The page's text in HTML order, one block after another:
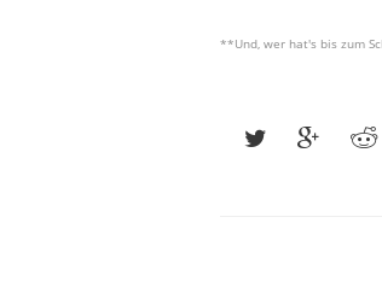
**Und, wer hat's bis zum